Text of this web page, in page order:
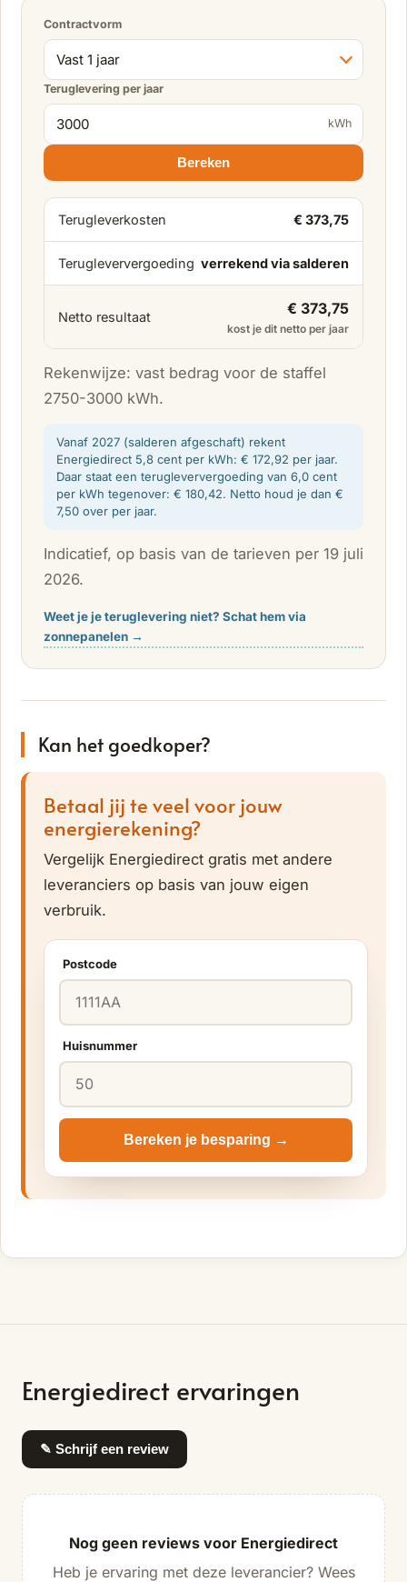
Contractvorm
Teruglevering per jaar
kWh
Bereken
Terugleverkosten € 373,75
Terugleververgoeding verrekend via salderen
Netto resultaat € 373,75
kost je dit netto per jaar
Rekenwijze: vast bedrag voor de staffel
2750-3000 kWh.
Vanaf 2027 (salderen afgeschaft) rekent
Energiedirect 5,8 cent per kWh: € 172,92 per jaar.
Daar staat een terugleververgoeding van 6,0 cent
per kWh tegenover: € 180,42. Netto houd je dan €
7,50 over per jaar.
Indicatief, op basis van de tarieven per 19 juli
2026.
Weet je je teruglevering niet? Schat hem via
zonnepanelen →
Kan het goedkoper?
Betaal jij te veel voor jouw
energierekening?
Vergelijk Energiedirect gratis met andere
leveranciers op basis van jouw eigen
verbruik.
Postcode
Huisnummer
Bereken je besparing →
Energiedirect ervaringen
✎ Schrijf een review
Nog geen reviews voor Energiedirect
Heb je ervaring met deze leverancier? Wees